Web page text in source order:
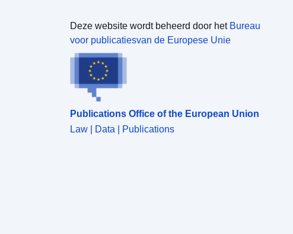
Deze website wordt beheerd door het Bureau
voor publicatiesvan de Europese Unie
Publications Office of the European Union
Law | Data | Publications